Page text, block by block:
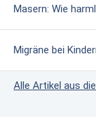
Masern: Wie
Migräne bei
Alle Artikel aus